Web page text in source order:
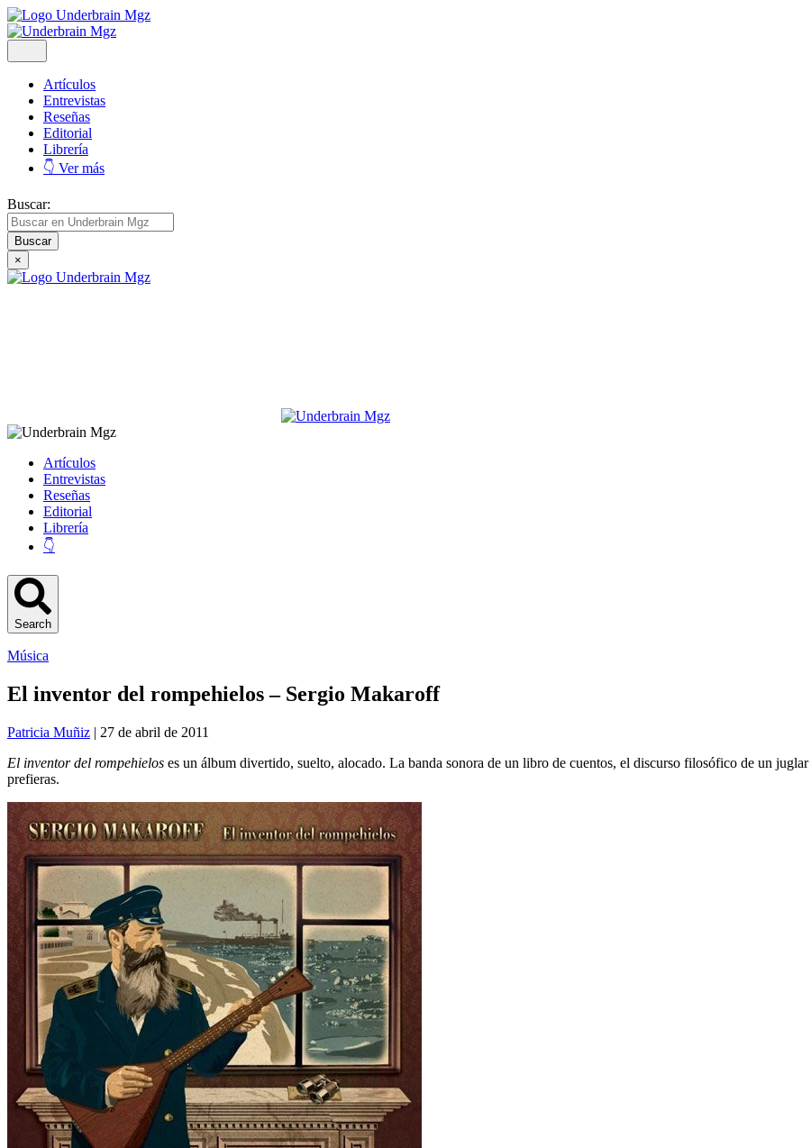
Artículos
Entrevistas
Reseñas
Editorial
Librería
👇 Ver más
Buscar:
×
Artículos
Entrevistas
Reseñas
Editorial
Librería
👇
Search
Música
El inventor del rompehielos – Sergio Makaroff
Patricia Muñiz | 27 de abril de 2011
El inventor del rompehielos es un álbum divertido, suelto, alocado. La banda sonora de un libro de cuentos, el discurso filosófico de un
prefieras.